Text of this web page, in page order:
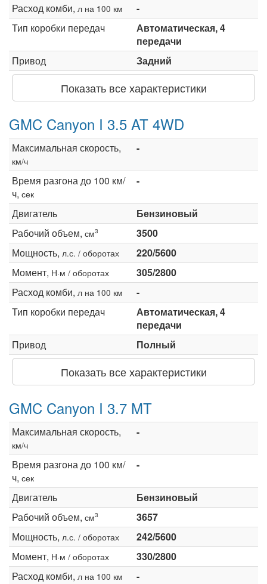
Расход комби, л на 100 км
-
Тип коробки передач
Автоматическая, 4
передачи
Привод
Задний
Показать все характеристики
GMC Canyon I 3.5 AT 4WD
Максимальная скорость,
км/ч
-
Время разгона до 100 км/
ч, сек
-
Двигатель
Бензиновый
Рабочий объем, см3
3500
Мощность, л.с. / оборотах
220/5600
Момент, Н·м / оборотах
305/2800
Расход комби, л на 100 км
-
Тип коробки передач
Автоматическая, 4
передачи
Привод
Полный
Показать все характеристики
GMC Canyon I 3.7 MT
Максимальная скорость,
км/ч
-
Время разгона до 100 км/
ч, сек
-
Двигатель
Бензиновый
Рабочий объем, см3
3657
Мощность, л.с. / оборотах
242/5600
Момент, Н·м / оборотах
330/2800
Расход комби, л на 100 км
-